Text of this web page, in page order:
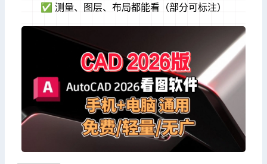
✅ 测量、图层、布局都能看（部分可标注）